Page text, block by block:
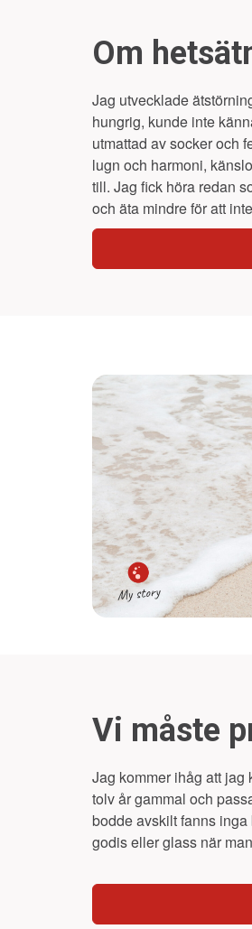
Om
Jag utvecklade
hungrig, kunde inte
utmattad av socker och
lugn och harmoni,
till. Jag fick höra redan
och äta mindre för att
Vi måste
Jag kommer ihåg att jag
tolv år gammal och
bodde avskilt fanns
godis eller glass när